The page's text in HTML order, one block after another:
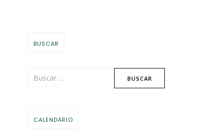
BUSCAR
CALENDARIO